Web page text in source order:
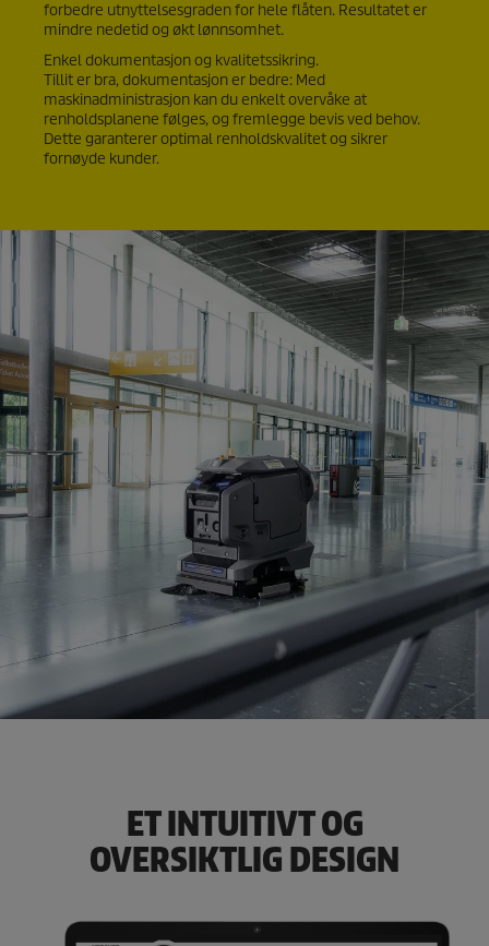
forbedre utnyttelsesgraden for hele flåten. Resultatet er
mindre nedetid og økt lønnsomhet.
Enkel dokumentasjon og kvalitetssikring.
Tillit er bra, dokumentasjon er bedre: Med
maskinadministrasjon kan du enkelt overvåke at
renholdsplanene følges, og fremlegge bevis ved behov.
Dette garanterer optimal renholdskvalitet og sikrer
fornøyde kunder.
ET INTUITIVT OG
OVERSIKTLIG DESIGN